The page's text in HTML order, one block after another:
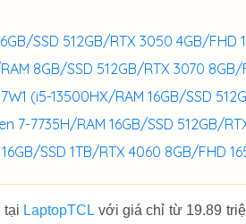
SSD 512GB/RTX 3050 4GB/FHD
8GB/SSD 512GB/RTX 3070 8GB/
(i5-13500HX/RAM 16GB/SSD
7-7735H/RAM 16GB/SSD 512GB/
SSD 1TB/RTX 4060 8GB/FHD
tại LaptopTCL với giá chỉ từ 19.89